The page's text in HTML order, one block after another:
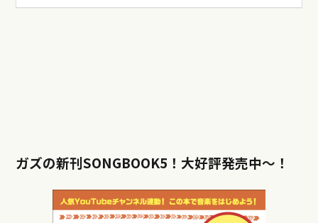
ガズの新刊SONGBOOK5！大好評発売中〜！